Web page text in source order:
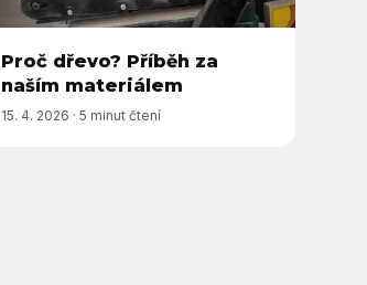
Proč dřevo? Příběh za
naším materiálem
15. 4. 2026 · 5 minut čtení